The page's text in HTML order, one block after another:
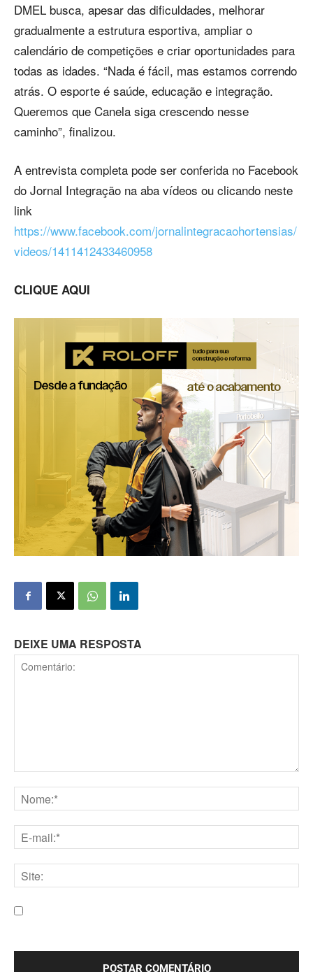
DMEL busca, apesar das dificuldades, melhorar
gradualmente a estrutura esportiva, ampliar o
calendário de competições e criar oportunidades para
todas as idades. “Nada é fácil, mas estamos correndo
atrás. O esporte é saúde, educação e integração.
Queremos que Canela siga crescendo nesse
caminho”, finalizou.
A entrevista completa pode ser conferida no Facebook
do Jornal Integração na aba vídeos ou clicando neste
link
https://www.facebook.com/jornalintegracaohortensias/
videos/1411412433460958
CLIQUE AQUI
DEIXE UMA RESPOSTA
mail:*